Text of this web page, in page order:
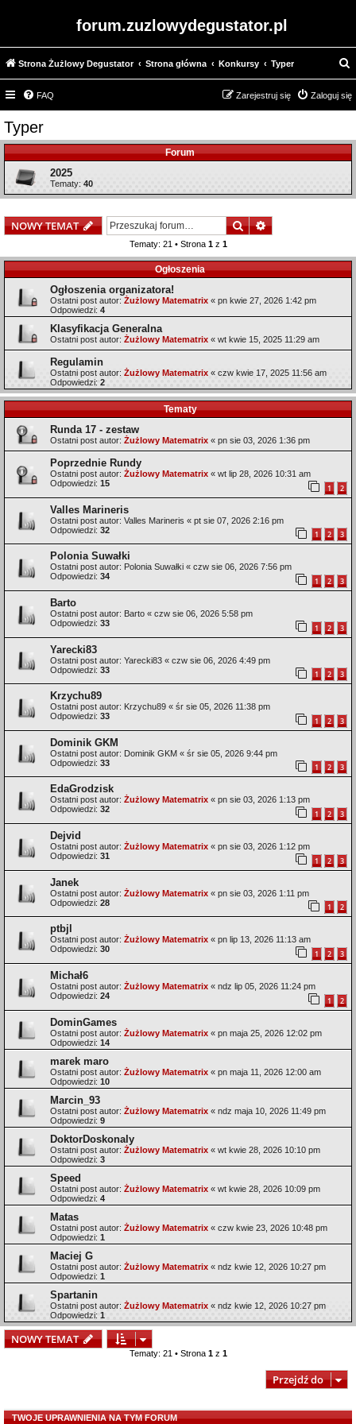
forum.zuzlowydegustator.pl
Strona Żużlowy Degustator Strona główna Konkursy Typer
z
u
a
FAQ Zaloguj się
Zarejestruj się
Typer
Forum
2025
Tematy: 40
NOWY TEMAT SzukajWyszukiwanie
Tematy: 21 • Strona 1z 1
Ogłoszenia
Ogłoszenia organizatora!
Ostatni post autor: Żużlowy Matematrix « pn kwie 27, 2026 1:42 pm
Odpowiedzi: 4
Klasyfikacja Generalna
Ostatni post autor: Żużlowy Matematrix « wt kwie 15, 2025 11:29 am
Regulamin
Ostatni post autor: Żużlowy Matematrix « czw kwie 17, 2025 11:56 am
Odpowiedzi: 2
Tematy
Runda 17 - zestaw
Ostatni post autor: Żużlowy Matematrix « pn sie 03, 2026 1:36 pm
Poprzednie Rundy
Ostatni post autor: Żużlowy Matematrix « wt lip 28, 2026 10:31 am
Odpowiedzi: 15 1 2
Valles Marineris
Ostatni post autor: Valles Marineris « pt sie 07, 2026 2:16 pm
Odpowiedzi: 32 1 2 3
Polonia Suwałki
Ostatni post autor: Polonia Suwałki « czw sie 06, 2026 7:56 pm
Odpowiedzi: 34 1 2 3
Barto
Ostatni post autor: Barto « czw sie 06, 2026 5:58 pm
Odpowiedzi: 33 1 2 3
Yarecki83
Ostatni post autor: Yarecki83 « czw sie 06, 2026 4:49 pm
Odpowiedzi: 33 1 2 3
Krzychu89
Ostatni post autor: Krzychu89 « śr sie 05, 2026 11:38 pm
Odpowiedzi: 33 1 2 3
Dominik GKM
Ostatni post autor: Dominik GKM « śr sie 05, 2026 9:44 pm
Odpowiedzi: 33 1 2 3
EdaGrodzisk
Ostatni post autor: Żużlowy Matematrix « pn sie 03, 2026 1:13 pm
Odpowiedzi: 32 1 2 3
Dejvid
Ostatni post autor: Żużlowy Matematrix « pn sie 03, 2026 1:12 pm
Odpowiedzi: 31 1 2 3
Janek
Ostatni post autor: Żużlowy Matematrix « pn sie 03, 2026 1:11 pm
Odpowiedzi: 28 1 2
ptbjl
Ostatni post autor: Żużlowy Matematrix « pn lip 13, 2026 11:13 am
Odpowiedzi: 30 1 2 3
Michał6
Ostatni post autor: Żużlowy Matematrix « ndz lip 05, 2026 11:24 pm
Odpowiedzi: 24 1 2
DominGames
Ostatni post autor: Żużlowy Matematrix « pn maja 25, 2026 12:02 pm
Odpowiedzi: 14
marek maro
Ostatni post autor: Żużlowy Matematrix « pn maja 11, 2026 12:00 am
Odpowiedzi: 10
Marcin_93
Ostatni post autor: Żużlowy Matematrix « ndz maja 10, 2026 11:49 pm
Odpowiedzi: 9
DoktorDoskonaly
Ostatni post autor: Żużlowy Matematrix « wt kwie 28, 2026 10:10 pm
Odpowiedzi: 3
Speed
Ostatni post autor: Żużlowy Matematrix « wt kwie 28, 2026 10:09 pm
Odpowiedzi: 4
Matas
Ostatni post autor: Żużlowy Matematrix « czw kwie 23, 2026 10:48 pm
Odpowiedzi: 1
Maciej G
Ostatni post autor: Żużlowy Matematrix « ndz kwie 12, 2026 10:27 pm
Odpowiedzi: 1
Spartanin
Ostatni post autor: Żużlowy Matematrix « ndz kwie 12, 2026 10:27 pm
Odpowiedzi: 1
NOWY TEMAT
Tematy: 21 • Strona 1z 1
Przejdź do
TWOJE UPRAWNIENIA NA TYM FORUM